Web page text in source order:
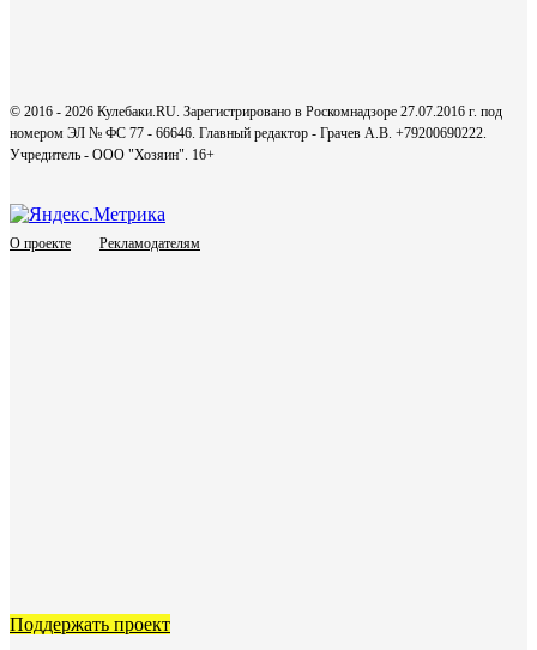
© 2016 - 2026 Кулебаки.RU. Зарегистрировано в Роскомнадзоре 27.07.2016 г. под
номером ЭЛ № ФС 77 - 66646. Главный редактор - Грачев А.В. +79200690222.
Учредитель - ООО "Хозяин". 16+
О проекте Рекламодателям
Поддержать проект